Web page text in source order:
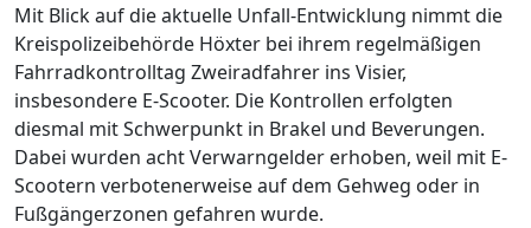
Mit Blick auf die aktuelle Unfall-Entwicklung nimmt die
Kreispolizeibehörde Höxter bei ihrem regelmäßigen
Fahrradkontrolltag Zweiradfahrer ins Visier,
insbesondere E-Scooter. Die Kontrollen erfolgten
diesmal mit Schwerpunkt in Brakel und Beverungen.
Dabei wurden acht Verwarngelder erhoben, weil mit E-
Scootern verbotenerweise auf dem Gehweg oder in
Fußgängerzonen gefahren wurde.